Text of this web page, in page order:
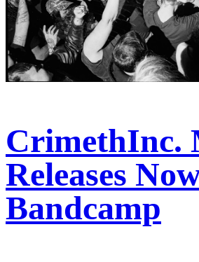
CrimethInc.
Releases
Bandcamp